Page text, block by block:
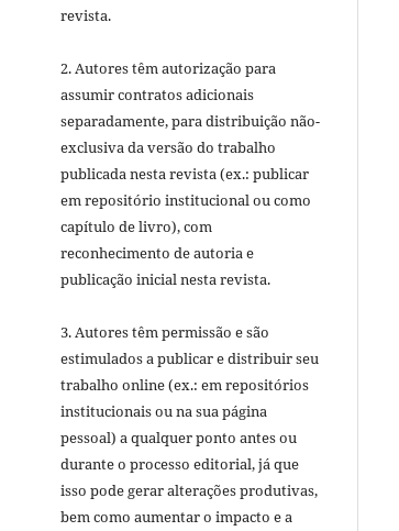
revista.
2. Autores têm autorização para
assumir contratos adicionais
separadamente, para distribuição não-
exclusiva da versão do trabalho
publicada nesta revista (ex.: publicar
em repositório institucional ou como
capítulo de livro), com
reconhecimento de autoria e
publicação inicial nesta revista.
3. Autores têm permissão e são
estimulados a publicar e distribuir seu
trabalho online (ex.: em repositórios
institucionais ou na sua página
pessoal) a qualquer ponto antes ou
durante o processo editorial, já que
isso pode gerar alterações produtivas,
bem como aumentar o impacto e a